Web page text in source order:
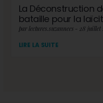
La Déconstruction
bataille pour la
par lectures.suzannees
LIRE LA SUITE